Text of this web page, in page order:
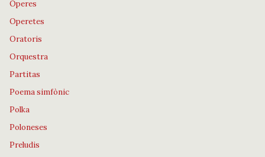
Òperes
Operetes
Oratoris
Orquestra
Partitas
Poema simfònic
Polka
Poloneses
Preludis